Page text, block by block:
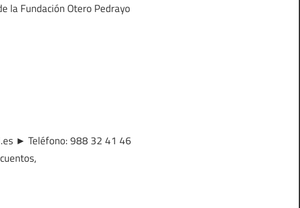
Fundación Otero Pedrayo
► Teléfono: 988 32 41 46